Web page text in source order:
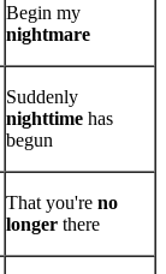
Begin my
nightmare
Suddenly
nighttime has
begun
That you're no
longer there